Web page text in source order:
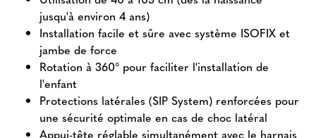
jusqu'à environ 4 ans)
Installation facile et sûre avec système ISOFIX et
jambe de force
Rotation à 360° pour faciliter l'installation de
l'enfant
Protections latérales (SIP System) renforcées pour
une sécurité optimale en cas de choc latéral
Appui-tête réglable simultanément avec le harnais